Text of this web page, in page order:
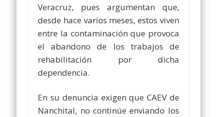
Veracruz, pues argumentan que,
desde hace varios meses, estos viven
entre la contaminación que provoca
el abandono de los trabajos de
rehabilitación por dicha
dependencia.
En su denuncia exigen que CAEV de
Nanchital, no continúe enviando los